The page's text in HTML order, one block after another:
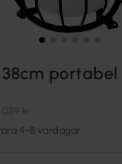
portabel
039 kr
4-8 vardagar